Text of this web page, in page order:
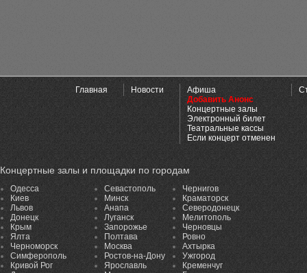
Главная Новости
Афиша
Добавить Анонс
Концертные залы
Электронный билет
Театральные кассы
Если концерт отменен
Концертные залы и площадки по городам
Одесса
Киев
Львов
Донецк
Крым
Ялта
Черноморск
Симферополь
Кривой Рог
Севастополь
Минск
Анапа
Луганск
Запорожье
Полтава
Москва
Ростов-на-Дону
Ярославль
Чернигов
Краматорск
Северодонецк
Мелитополь
Черновцы
Ровно
Ахтырка
Ужгород
Кременчуг